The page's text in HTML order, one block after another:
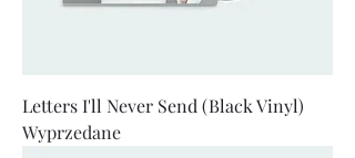
Letters I'll Never Send (Black Vinyl)
Wyprzedane